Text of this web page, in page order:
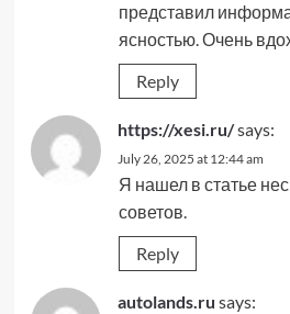
представил
ясностью. Очень
Reply
https://xesi.ru/says:
July 26, 2025 at 12:44 am
Я нашел в статье
советов.
Reply
autolands.ru says: